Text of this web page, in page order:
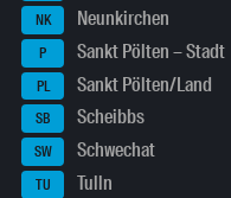
NK Neunkirchen
P Sankt Pölten – Stadt
PL Sankt Pölten/Land
SB Scheibbs
SW Schwechat
TU Tulln